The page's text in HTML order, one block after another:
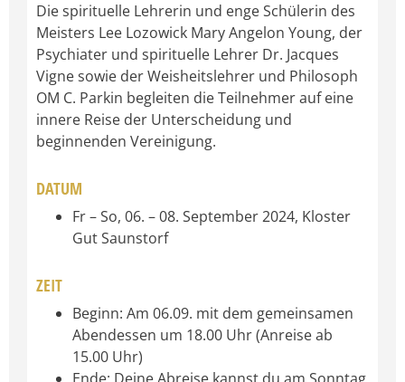
Die spirituelle Lehrerin und enge Schülerin des
Meisters Lee Lozowick Mary Angelon Young, der
Psychiater und spirituelle Lehrer Dr. Jacques
Vigne sowie der Weisheitslehrer und Philosoph
OM C. Parkin begleiten die Teilnehmer auf eine
innere Reise der Unterscheidung und
beginnenden Vereinigung.
DATUM
Fr – So, 06. – 08. September 2024, Kloster
Gut Saunstorf
ZEIT
Beginn: Am 06.09. mit dem gemeinsamen
Abendessen um 18.00 Uhr (Anreise ab
15.00 Uhr)